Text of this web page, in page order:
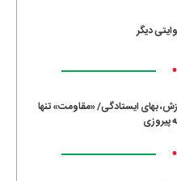
دیگر
بهای ایستادگی/ «مقاومت» تنها
پیروزی